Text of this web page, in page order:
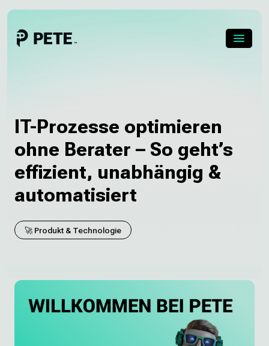
Skip
content
Menu
Preise
Über uns
Blog
English
Impressum
IT-Prozesse optimieren
ohne Berater – So geht’s
effizient, unabhängig &
automatisiert
🚀 Produkt & Technologie